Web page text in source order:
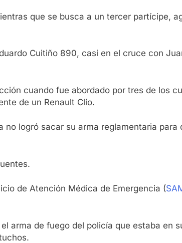
que se busca a un tercer partícipe,
Cuitiño 890, casi en el cruce con
cuando fue abordado por tres de los
de un Renault Clío.
logró sacar su arma reglamentaria para
de Atención Médica de Emergencia (
arma de fuego del policía que estaba en